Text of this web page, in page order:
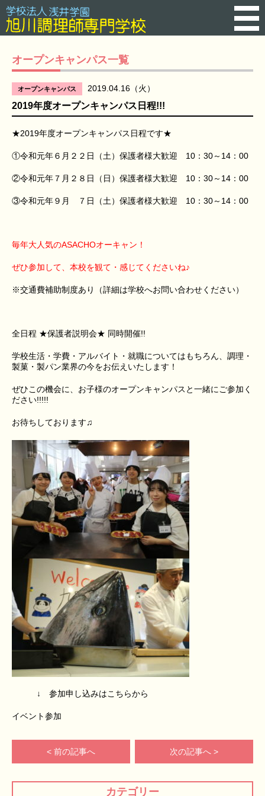
カテゴリー
オープンキャンパス一覧
オープンキャンパス 2019.04.16（火）
2019年度オープンキャンパス日程!!!
★2019年度オープンキャンパス日程です★
①令和元年６月２２日（土）保護者様大歓迎 10：30～14：00
②令和元年７月２８日（日）保護者様大歓迎 10：30～14：00
③令和元年９月 ７日（土）保護者様大歓迎 10：30～14：00
毎年大人気のASACHOオーキャン！
ぜひ参加して、本校を観て・感じてくださいね♪
※交通費補助制度あり（詳細は学校へお問い合わせください）
全日程 ★保護者説明会★ 同時開催!!
学校生活・学費・アルバイト・就職についてはもちろん、調理・
製菓・製パン業界の今をお伝えいたします！
ぜひこの機会に、お子様のオープンキャンパスと一緒にご参加く
ださい!!!!!
お待ちしております♫
↓ 参加申し込みはこちらから
イベント参加
< 前の記事へ 次の記事へ >